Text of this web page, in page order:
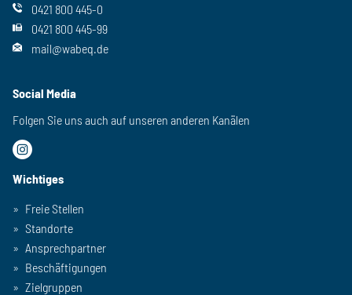
0421 800 445-0
0421 800 445-99
mail@wabeq.de
Social Media
Folgen Sie uns auch auf unseren anderen Kanälen
Wichtiges
Freie Stellen
Standorte
Ansprechpartner
Beschäftigungen
Zielgruppen